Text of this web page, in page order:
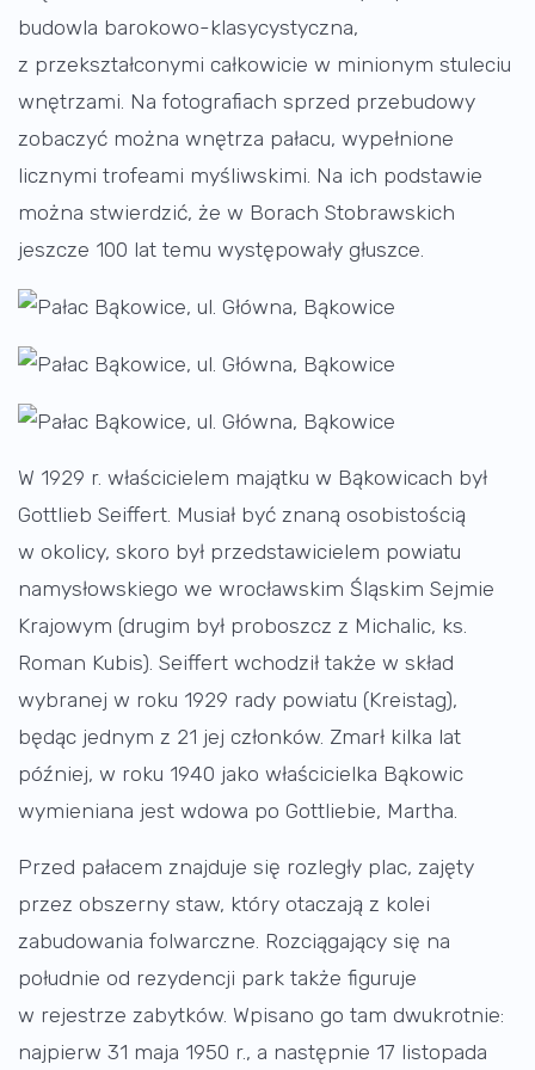
budowla barokowo-klasycystyczna,
z przekształconymi całkowicie w minionym stuleciu
wnętrzami. Na fotografiach sprzed przebudowy
zobaczyć można wnętrza pałacu, wypełnione
licznymi trofeami myśliwskimi. Na ich podstawie
można stwierdzić, że w Borach Stobrawskich
jeszcze 100 lat temu występowały głuszce.
W 1929 r. właścicielem majątku w Bąkowicach był
Gottlieb Seiffert. Musiał być znaną osobistością
w okolicy, skoro był przedstawicielem powiatu
namysłowskiego we wrocławskim Śląskim Sejmie
Krajowym (drugim był proboszcz z Michalic, ks.
Roman Kubis). Seiffert wchodził także w skład
wybranej w roku 1929 rady powiatu (Kreistag),
będąc jednym z 21 jej członków. Zmarł kilka lat
później, w roku 1940 jako właścicielka Bąkowic
wymieniana jest wdowa po Gottliebie, Martha.
Przed pałacem znajduje się rozległy plac, zajęty
przez obszerny staw, który otaczają z kolei
zabudowania folwarczne. Rozciągający się na
południe od rezydencji park także figuruje
w rejestrze zabytków. Wpisano go tam dwukrotnie:
najpierw 31 maja 1950 r., a następnie 17 listopada